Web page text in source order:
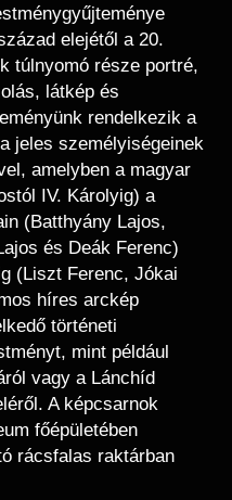
elejétől a 20.
túlnyomó része portré,
látkép és
rendelkezik a
jeles személyiségeinek
amelyben a magyar
IV. Károlyig) a
(Batthyány Lajos,
és Deák Ferenc)
(Liszt Ferenc, Jókai
híres arckép
történeti
mint például
vagy a Lánchíd
A képcsarnok
főépületében
rácsfalas raktárban